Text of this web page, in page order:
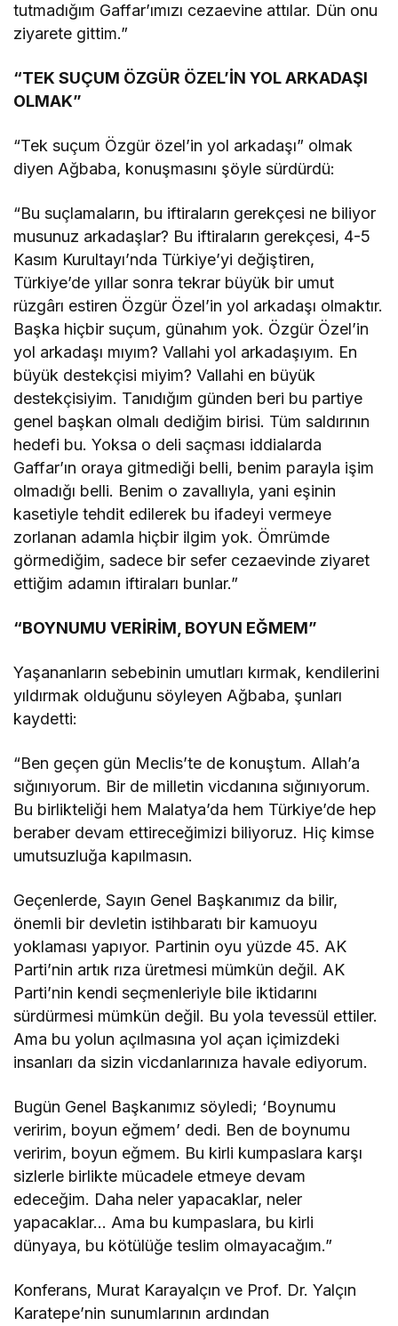
tutmadığım Gaffar’ımızı cezaevine attılar. Dün onu
ziyarete gittim.”
“TEK SUÇUM ÖZGÜR ÖZEL’İN YOL ARKADAŞI
OLMAK”
“Tek suçum Özgür özel’in yol arkadaşı” olmak
diyen Ağbaba, konuşmasını şöyle sürdürdü:
“Bu suçlamaların, bu iftiraların gerekçesi ne biliyor
musunuz arkadaşlar? Bu iftiraların gerekçesi, 4-5
Kasım Kurultayı’nda Türkiye’yi değiştiren,
Türkiye’de yıllar sonra tekrar büyük bir umut
rüzgârı estiren Özgür Özel’in yol arkadaşı olmaktır.
Başka hiçbir suçum, günahım yok. Özgür Özel’in
yol arkadaşı mıyım? Vallahi yol arkadaşıyım. En
büyük destekçisi miyim? Vallahi en büyük
destekçisiyim. Tanıdığım günden beri bu partiye
genel başkan olmalı dediğim birisi. Tüm saldırının
hedefi bu. Yoksa o deli saçması iddialarda
Gaffar’ın oraya gitmediği belli, benim parayla işim
olmadığı belli. Benim o zavallıyla, yani eşinin
kasetiyle tehdit edilerek bu ifadeyi vermeye
zorlanan adamla hiçbir ilgim yok. Ömrümde
görmediğim, sadece bir sefer cezaevinde ziyaret
ettiğim adamın iftiraları bunlar.”
“BOYNUMU VERİRİM, BOYUN EĞMEM”
Yaşananların sebebinin umutları kırmak, kendilerini
yıldırmak olduğunu söyleyen Ağbaba, şunları
kaydetti:
“Ben geçen gün Meclis’te de konuştum. Allah’a
sığınıyorum. Bir de milletin vicdanına sığınıyorum.
Bu birlikteliği hem Malatya’da hem Türkiye’de hep
beraber devam ettireceğimizi biliyoruz. Hiç kimse
umutsuzluğa kapılmasın.
Geçenlerde, Sayın Genel Başkanımız da bilir,
önemli bir devletin istihbaratı bir kamuoyu
yoklaması yapıyor. Partinin oyu yüzde 45. AK
Parti’nin artık rıza üretmesi mümkün değil. AK
Parti’nin kendi seçmenleriyle bile iktidarını
sürdürmesi mümkün değil. Bu yola tevessül ettiler.
Ama bu yolun açılmasına yol açan içimizdeki
insanları da sizin vicdanlarınıza havale ediyorum.
Bugün Genel Başkanımız söyledi; ‘Boynumu
veririm, boyun eğmem’ dedi. Ben de boynumu
veririm, boyun eğmem. Bu kirli kumpaslara karşı
sizlerle birlikte mücadele etmeye devam
edeceğim. Daha neler yapacaklar, neler
yapacaklar… Ama bu kumpaslara, bu kirli
dünyaya, bu kötülüğe teslim olmayacağım.”
Konferans, Murat Karayalçın ve Prof. Dr. Yalçın
Karatepe’nin sunumlarının ardından